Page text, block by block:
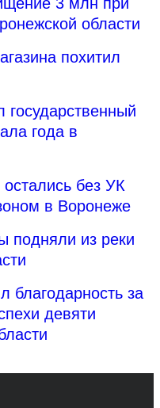
области
похитил
года в
без УК
в Воронеже
подняли из реки
благодарность за
девяти